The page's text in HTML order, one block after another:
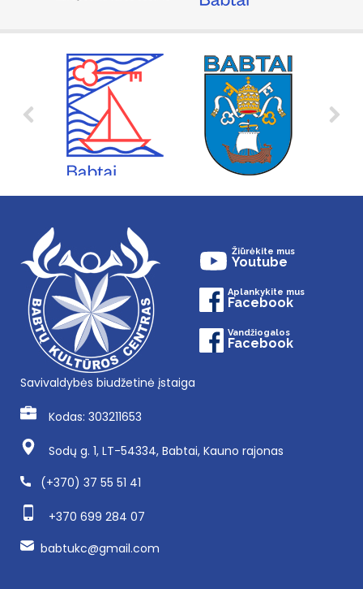
Žiūrėkite mus
Youtube
Aplankykite mus
Facebook
Vandžiogalos
Facebook
Savivaldybės biudžetinė įstaiga
Kodas: 303211653
Sodų g. 1, LT-54334, Babtai, Kauno rajonas
(+370) 37 55 51 41
+370 699 284 07
babtukc@gmail.com